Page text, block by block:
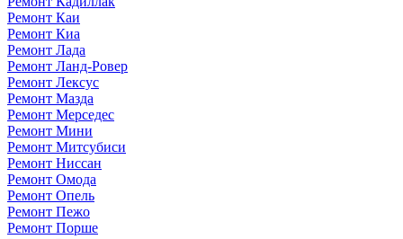
Ремонт Каи
Ремонт Киа
Ремонт Лада
Ремонт Ланд-Ровер
Ремонт Лексус
Ремонт Мазда
Ремонт Мерседес
Ремонт Мини
Ремонт Митсубиси
Ремонт Ниссан
Ремонт Омода
Ремонт Опель
Ремонт Пежо
Ремонт Порше